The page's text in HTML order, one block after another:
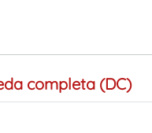
completa (DC)